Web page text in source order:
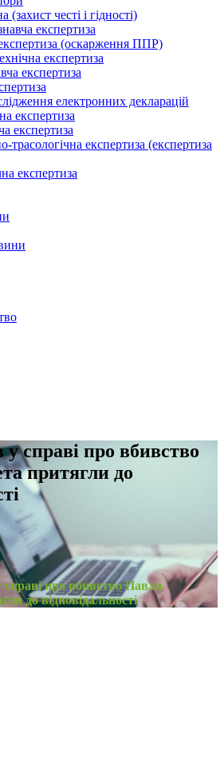
(захист честі і гідності)
експертиза
(оскарження ППР)
експертиза
експертиза
електронних декларацій
експертиза
експертиза
трасологічна експертиза (експертиза
експертиза
у справі про вбивство
притягли до
справі про вбивство Павла
до відповідальності